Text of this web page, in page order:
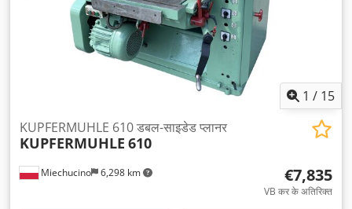
1 / 15
Miechucino 6,298 km
KUPFERMUHLE 610 डबल-साइडेड प्लानर
KUPFERMUHLE 610
€7,835
VB कर के अतिरिक्त